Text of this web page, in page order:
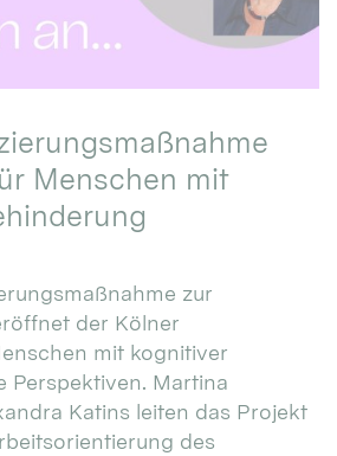
Menschen mit
zur
der Kölner
mit kognitiver
Perspektiven. Martina
Katins leiten das Projekt
des